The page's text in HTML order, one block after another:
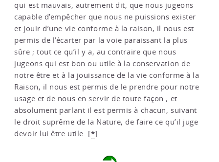
qui est mauvais, autrement dit, que nous jugeons
capable d’empêcher que nous ne puissions exister
et jouir d’une vie conforme à la raison, il nous est
permis de l’écarter par la voie paraissant la plus
sûre ; tout ce qu’il y a, au contraire que nous
jugeons qui est bon ou utile à la conservation de
notre être et à la jouissance de la vie conforme à la
Raison, il nous est permis de le prendre pour notre
usage et de nous en servir de toute façon ; et
absolument parlant il est permis à chacun, suivant
le droit suprême de la Nature, de faire ce qu’il juge
devoir lui être utile. [*]